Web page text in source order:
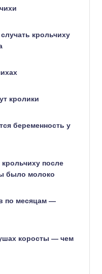
крольчиху
кролики
беременность у
после
было молоко
по месяцам —
коросты — чем